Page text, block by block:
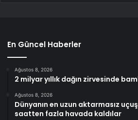
En Güncel Haberler
Ağustos 8, 2026
2 milyar yıllık dağın zirvesinde
Ağustos 8, 2026
Dünyanın en uzun aktarmasız
saatten fazla havada kaldılar